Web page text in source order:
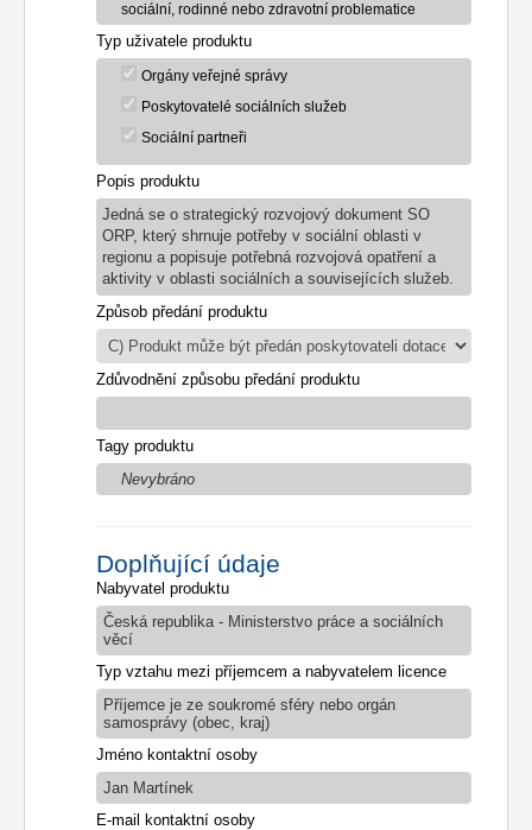
sociální, rodinné nebo zdravotní problematice
Typ uživatele produktu
Orgány veřejné správy
Poskytovatelé sociálních služeb
Sociální partneři
Popis produktu
Jedná se o strategický rozvojový dokument SO
ORP, který shrnuje potřeby v sociální oblasti v
regionu a popisuje potřebná rozvojová opatření a
aktivity v oblasti sociálních a souvisejících služeb.
Způsob předání produktu
Zdůvodnění způsobu předání produktu
Tagy produktu
Nevybráno
Doplňující údaje
Nabyvatel produktu
Česká republika - Ministerstvo práce a sociálních
věcí
Typ vztahu mezi příjemcem a nabyvatelem licence
Příjemce je ze soukromé sféry nebo orgán
samosprávy (obec, kraj)
Jméno kontaktní osoby
Jan Martínek
E-mail kontaktní osoby